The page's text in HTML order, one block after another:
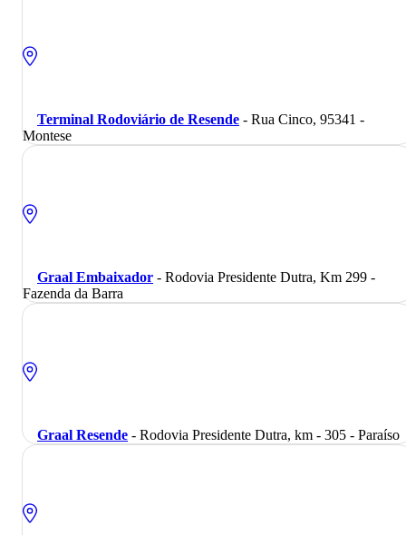
Terminal Rodoviário de Resende - Rua Cinco, 95341 -
Montese
Graal Embaixador - Rodovia Presidente Dutra, Km 299 -
Fazenda da Barra
Graal Resende - Rodovia Presidente Dutra, km - 305 - Paraíso